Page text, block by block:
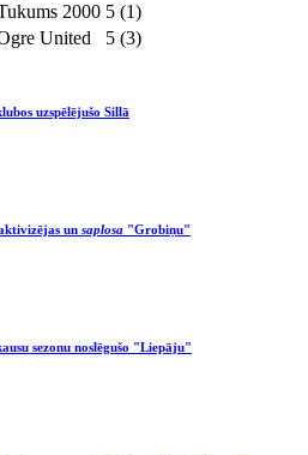
2000 5 (1)
United 5 (3)
uzspēlējušo Sillā
un saplosa "Grobiņu"
sezonu noslēgušo "Liepāju"